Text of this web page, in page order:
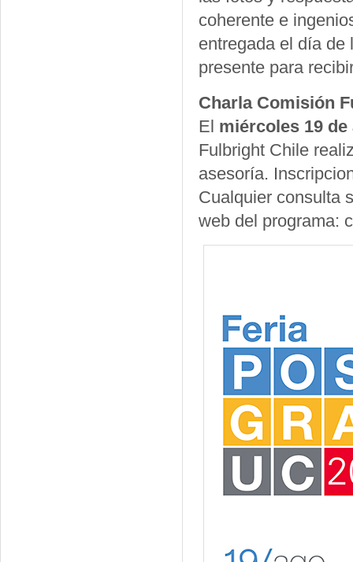
coherente e
entregada el día de
presente para
Charla Comisión
El miércoles 19 de
Fulbright Chile
asesoría.
Cualquier consulta
web del programa: